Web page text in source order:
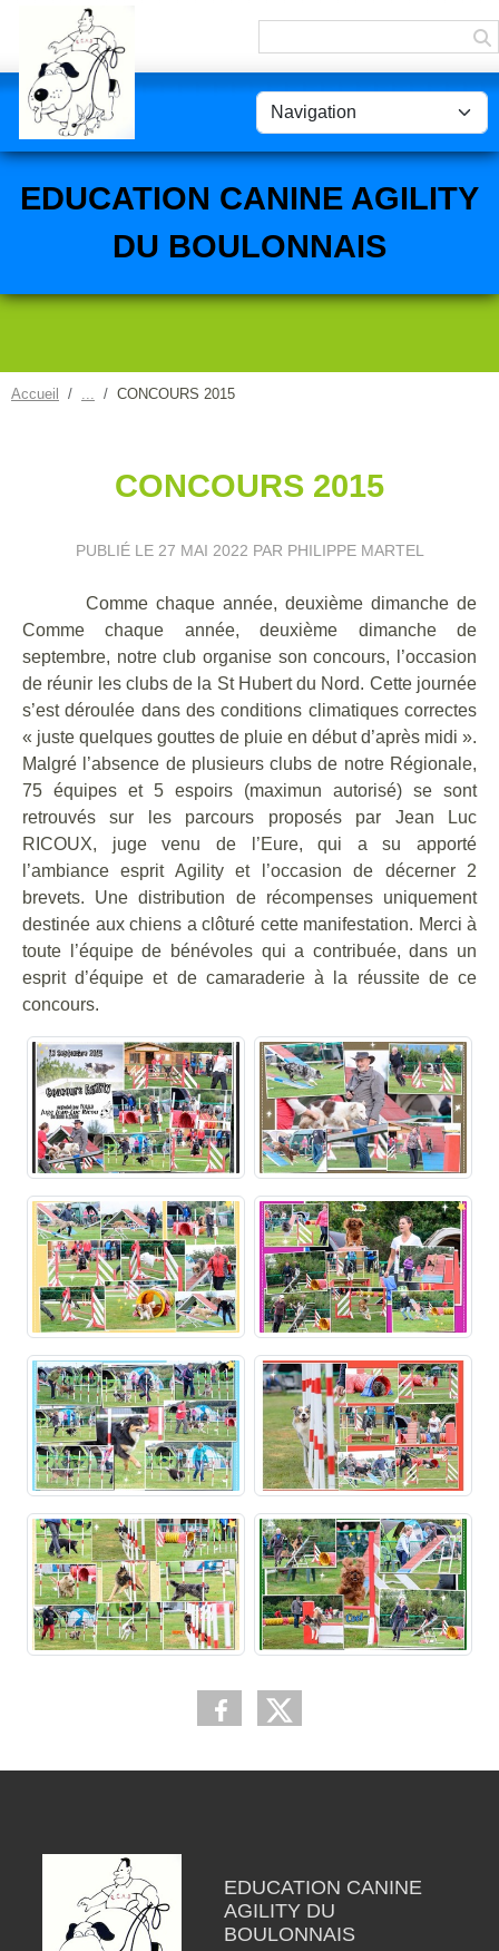
EDUCATION CANINE AGILITY
DU BOULONNAIS
Accueil CONCOURS 2015
CONCOURS 2015
PUBLIÉ LE 27 MAI 2022 PAR PHILIPPE MARTEL
Comme chaque année, deuxième dimanche de
Comme chaque année, deuxième dimanche de
septembre, notre club organise son concours, l’occasion
de réunir les clubs de la St Hubert du Nord. Cette journée
s’est déroulée dans des conditions climatiques correctes
« juste quelques gouttes de pluie en début d’après midi ».
Malgré l’absence de plusieurs clubs de notre Régionale,
75 équipes et 5 espoirs (maximun autorisé) se sont
retrouvés sur les parcours proposés par Jean Luc
RICOUX, juge venu de l’Eure, qui a su apporté
l’ambiance esprit Agility et l’occasion de décerner 2
brevets. Une distribution de récompenses uniquement
destinée aux chiens a clôturé cette manifestation. Merci à
toute l’équipe de bénévoles qui a contribuée, dans un
esprit d’équipe et de camaraderie à la réussite de ce
concours.
EDUCATION CANINE
AGILITY DU
BOULONNAIS
Panneau de gestion des cookies